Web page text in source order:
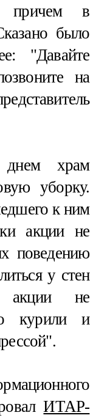
причем в
было
"Давайте
на
храм
уборку.
к ним
акции не
поведению
у стен
акции не
курили и
ИТАР-